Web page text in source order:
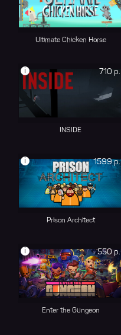
Ultimate Chicken Horse
710 р.
i
INSIDE
1599 р.
i
Prison Architect
550 р.
i
Enter the Gungeon